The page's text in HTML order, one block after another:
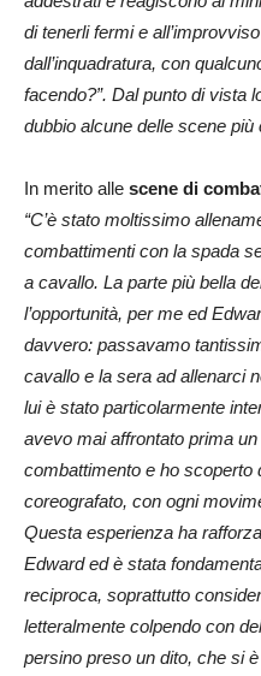
di tenerli fermi e
dall’inquadratura, con
facendo?”. Dal punto di vista
dubbio alcune delle scene più
In merito alle scene di
“C’è stato moltissimo
combattimenti con la spada
a cavallo. La parte più bella
l’opportunità, per me ed
davvero: passavamo
cavallo e la sera ad allenarci
lui è stato particolarmente
avevo mai affrontato prima
combattimento e ho scoperto
coreografato, con ogni
Questa esperienza ha
Edward ed è stata
reciproca, soprattutto
letteralmente colpendo con
persino preso un dito, che si